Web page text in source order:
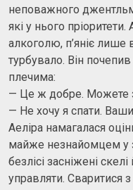
неповажного
які у нього
алкоголю, п’яніє лише
турбувало. Він
плечима:
— Це ж добре. Можете
— Не хочу я спати.
Аеліра намагалася
майже незнайомцем у
безлісі засніжені
управляти. Сваритися